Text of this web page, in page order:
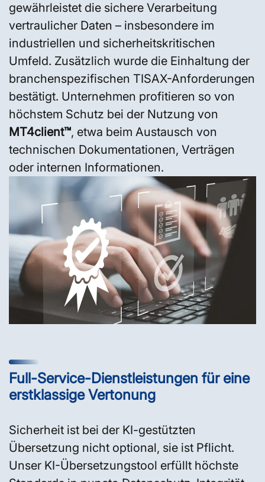
gewährleistet die sichere Verarbeitung
vertraulicher Daten – insbesondere im
industriellen und sicherheitskritischen
Umfeld. Zusätzlich wurde die Einhaltung der
branchenspezifischen TISAX-Anforderungen
bestätigt. Unternehmen profitieren so von
höchstem Schutz bei der Nutzung von
MT4client™, etwa beim Austausch von
technischen Dokumentationen, Verträgen
oder internen Informationen.
Full-Service-Dienstleistungen für eine
erstklassige Vertonung
Sicherheit ist bei der KI-gestützten
Übersetzung nicht optional, sie ist Pflicht.
Unser KI-Übersetzungstool erfüllt höchste